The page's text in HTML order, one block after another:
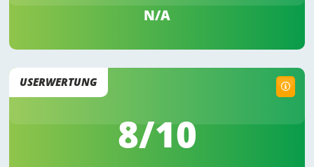
N/A
USERWERTUNG
8/10